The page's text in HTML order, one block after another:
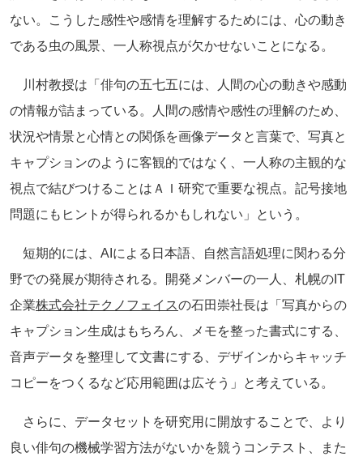
ない。こうした感性や感情を理解するためには、心の動き
である虫の風景、一人称視点が欠かせないことになる。
川村教授は「俳句の五七五には、人間の心の動きや感動
の情報が詰まっている。人間の感情や感性の理解のため、
状況や情景と心情との関係を画像データと言葉で、写真と
キャプションのように客観的ではなく、一人称の主観的な
視点で結びつけることはＡＩ研究で重要な視点。記号接地
問題にもヒントが得られるかもしれない」という。
短期的には、AIによる日本語、自然言語処理に関わる分
野での発展が期待される。開発メンバーの一人、札幌のIT
企業株式会社テクノフェイスの石田崇社長は「写真からの
キャプション生成はもちろん、メモを整った書式にする、
音声データを整理して文書にする、デザインからキャッチ
コピーをつくるなど応用範囲は広そう」と考えている。
さらに、データセットを研究用に開放することで、より
良い俳句の機械学習方法がないかを競うコンテスト、また